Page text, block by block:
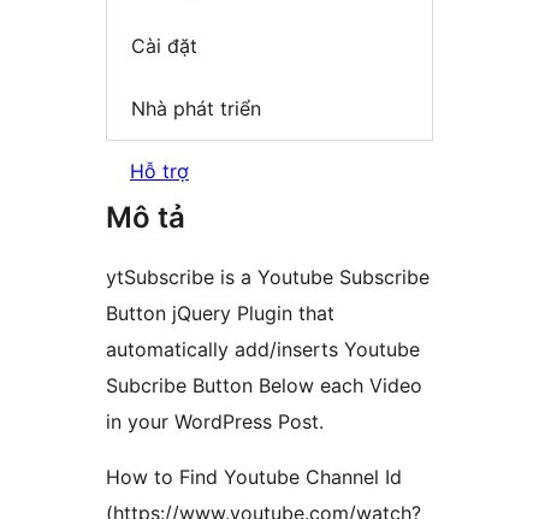
Cài đặt
Nhà phát triển
Hỗ trợ
Mô tả
ytSubscribe is a Youtube Subscribe
Button jQuery Plugin that
automatically add/inserts Youtube
Subcribe Button Below each Video
in your WordPress Post.
How to Find Youtube Channel Id
(https://www.youtube.com/watch?